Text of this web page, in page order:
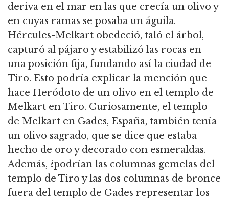
deriva en el mar en las que crecía un olivo y
en cuyas ramas se posaba un águila.
Hércules-Melkart obedeció, taló el árbol,
capturó al pájaro y estabilizó las rocas en
una posición fija, fundando así la ciudad de
Tiro. Esto podría explicar la mención que
hace Heródoto de un olivo en el templo de
Melkart en Tiro. Curiosamente, el templo
de Melkart en Gades, España, también tenía
un olivo sagrado, que se dice que estaba
hecho de oro y decorado con esmeraldas.
Además, ¿podrían las columnas gemelas del
templo de Tiro y las dos columnas de bronce
fuera del templo de Gades representar los